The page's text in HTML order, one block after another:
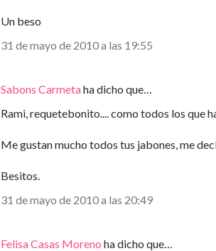
Un beso
31 de mayo de 2010 a las 19:55
Sabons Carmetaha dicho que…
Rami, requetebonito.... como todos los que
Me gustan mucho todos tus jabones, me
Besitos.
31 de mayo de 2010 a las 20:49
Felisa Casas Moreno ha dicho que…